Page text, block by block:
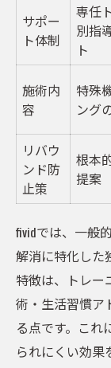
サポー
ト体制
専任
別指
ト
施術内
容
特殊
ング
リバウ
ンド防
止策
根本
提案
fividでは、一般
解消に特化した
特徴は、トレー
術・生活習慣ア
る点です。これ
られにくい効果